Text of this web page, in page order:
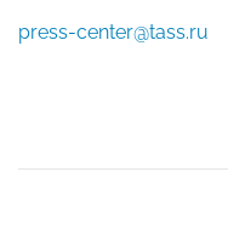
press-center@tass.ru